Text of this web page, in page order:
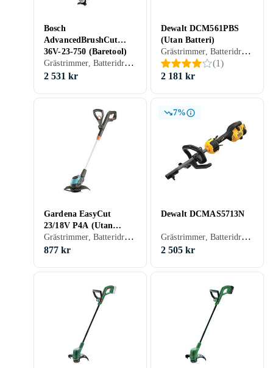
Bosch
AdvancedBrushCut
36V-23-750 (Baretool)
Grästrimmer, Batteridriven
2 531 kr
Dewalt DCM561PBS
(Utan Batteri)
Grästrimmer, Batteridriven
(1)
2 181 kr
Gardena EasyCut
23/18V P4A (Utan
Batteri)
Grästrimmer, Batteridriven
877 kr
7%
Dewalt DCMAS5713N
Grästrimmer, Batteridriven
2 505 kr